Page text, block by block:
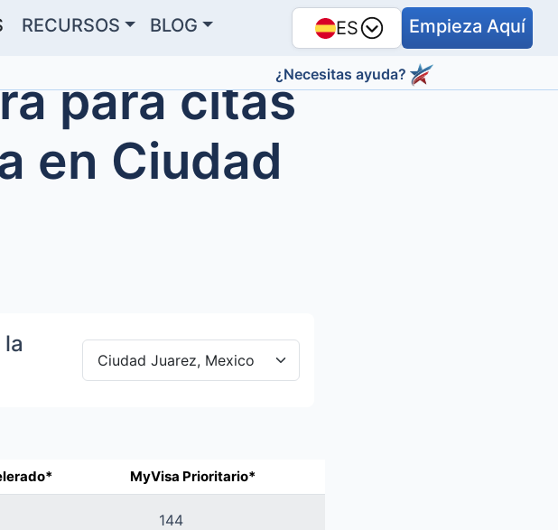
RECURSOS BLOG ES Empieza Aquí
¿Necesitas ayuda?
para citas
en Ciudad
MyVisa Prioritario*
144